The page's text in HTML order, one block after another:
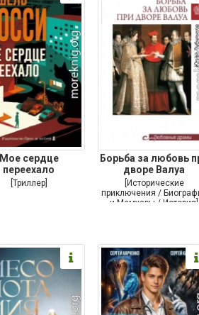
Мое сердце
переехало
[Триллер]
Борьба за любовь
дворе Валуа
[Исторические
приключения /
и Мемуары / История]